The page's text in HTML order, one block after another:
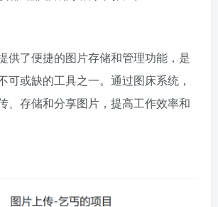
供了便捷的图片存储和管理功能，是
可或缺的工具之一。通过图床系统，
、存储和分享图片，提高工作效率和